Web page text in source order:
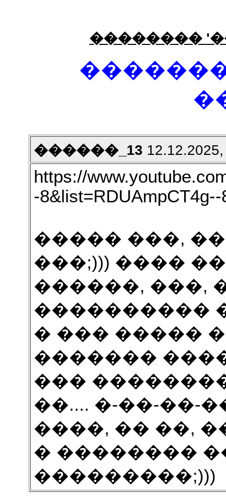
��������
������_13
https://
-
����� ���,
���;))) ����
������, ���,
����������
� ��� �����
�������
���
��.... �-��-��-
����, �� ��,
� ��������
���������;)))